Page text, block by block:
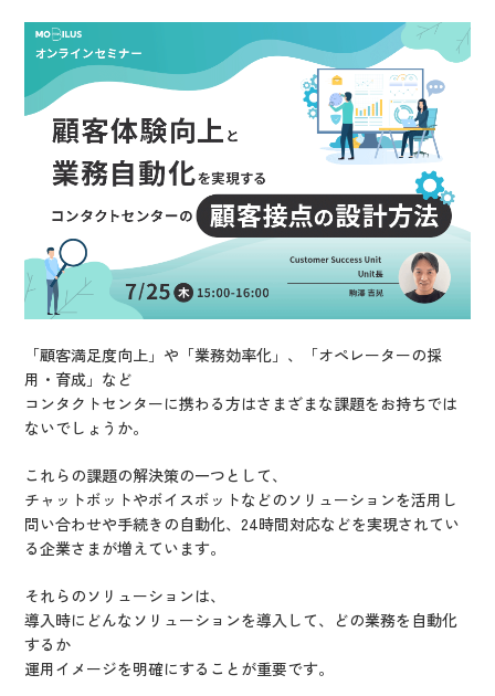
「顧客満足度向上」や「業務効率化」、「オペレーターの採
用・育成」など
コンタクトセンターに携わる方はさまざまな課題をお持ちでは
ないでしょうか。
これらの課題の解決策の一つとして、
チャットボットやボイスボットなどのソリューションを活用し
問い合わせや手続きの自動化、24時間対応などを実現されてい
る企業さまが増えています。
それらのソリューションは、
導入時にどんなソリューションを導入して、どの業務を自動化
するか
運用イメージを明確にすることが重要です。